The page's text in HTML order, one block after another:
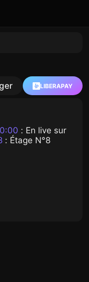
LIBERAPAY
: En live sur
: Étage N°8